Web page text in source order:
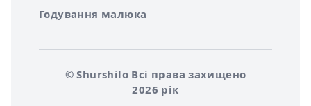
Годування малюка
© Shurshilo Всі права захищено
2026 рік